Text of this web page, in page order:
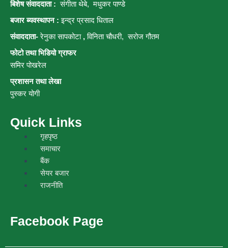
बिशेष संवाददाता : संगीता थेबे,मधुकर पाण्डे
बजार ब्यवस्थापन : इन्द्र प्रसाद धिताल
संवाददाता-रेनुका सापकोटा, विनिता चौधरी, सरोज गौतम
फोटो तथा भिडियो ग्राफर
समिर पोखरेल
प्रशासन तथा लेखा
पुस्कर योगी
Quick Links
Menu
गृहपृष्ठ
समाचार
बैंक
सेयर बजार
राजनीति
Facebook Page